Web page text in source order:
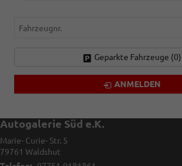
Fahrzeugnr.
Geparkte Fahrzeuge (0)
ANMELDEN
Autogalerie Süd e.K.
Marie- Curie- Str. 5
79761 Waldshut